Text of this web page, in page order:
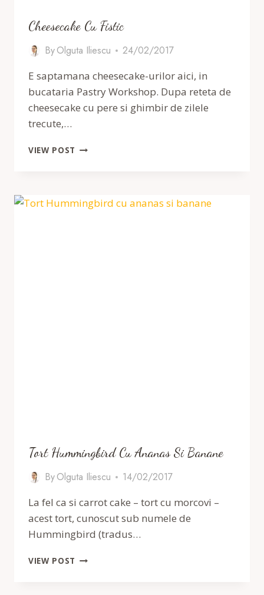
Cheesecake Cu Fistic
ByOlguta Iliescu
24/02/2017
E saptamana cheesecake-urilor aici, in
bucataria Pastry Workshop. Dupa reteta de
cheesecake cu pere si ghimbir de zilele
trecute,…
VIEW POST CHEESECAKE
Tort Hummingbird Cu Ananas Si Banane
ByOlguta Iliescu
14/02/2017
La fel ca si carrot cake – tort cu morcovi –
acest tort, cunoscut sub numele de
Hummingbird (tradus…
VIEW POST TORT